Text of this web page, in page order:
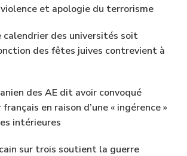
et apologie du terrorisme
calendrier des universités soit
des fêtes juives contrevient à
des AE dit avoir convoqué
français en raison d’une « ingérence »
intérieures
sur trois soutient la guerre